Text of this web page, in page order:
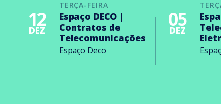
TERÇA-FEIRA
12
DEZ
Espaço DECO |
Contratos de
Telecomunicações
Espaço Deco
05
DEZ